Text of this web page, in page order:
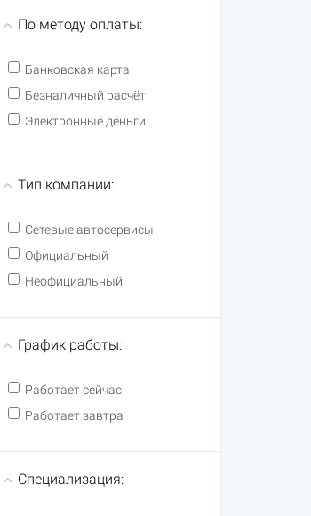
По методу оплаты:
Банковская карта
Безналичный расчёт
Электронные деньги
Тип компании:
Сетевые автосервисы
Официальный
Неофициальный
График работы:
Работает сейчас
Работает завтра
Специализация: